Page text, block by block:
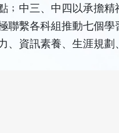
﹔中三、中四以承擔
聯繫各科組推動七個
、資訊素養、生涯規劃